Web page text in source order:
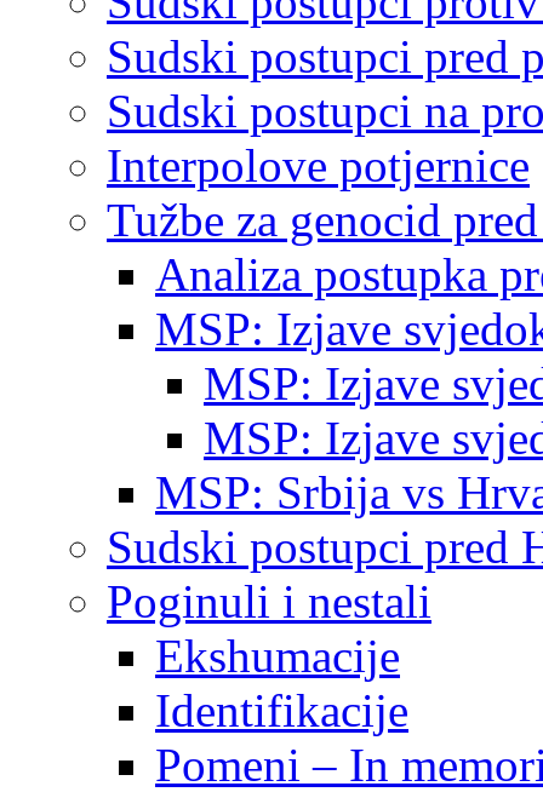
Sudski postupci pred
Sudski postupci na
Interpolove potjernice
Tužbe za genocid
Analiza postupka
MSP: Izjave
MSP: Izjave
MSP: Izjave
MSP: Srbija vs
Sudski postupci pred
Poginuli i nestali
Ekshumacije
Identifikacije
Pomeni – In